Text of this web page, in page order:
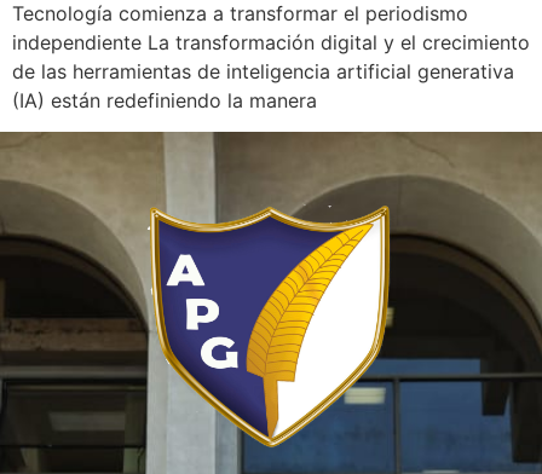
Tecnología comienza a transformar el periodismo
independiente La transformación digital y el crecimiento
de las herramientas de inteligencia artificial generativa
(IA) están redefiniendo la manera